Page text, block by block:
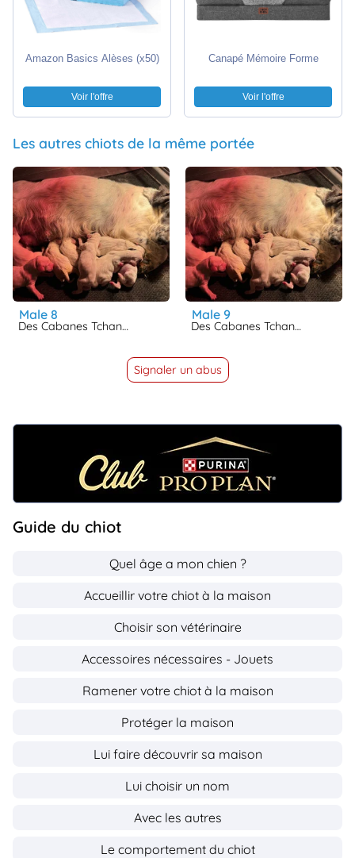
Amazon Basics Alèses (x50)
Voir l'offre
Canapé Mémoire Forme
Voir l'offre
Les autres chiots de la même portée
male 8
Des Cabanes Tchanquées
male 9
Des Cabanes Tchanquées
Signaler un abus
Guide du chiot
Quel âge a mon chien ?
Accueillir votre chiot à la maison
Choisir son vétérinaire
Accessoires nécessaires - Jouets
Ramener votre chiot à la maison
Protéger la maison
Lui faire découvrir sa maison
Lui choisir un nom
Avec les autres
Le comportement du chiot